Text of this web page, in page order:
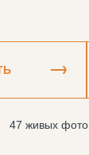
47 живых фото